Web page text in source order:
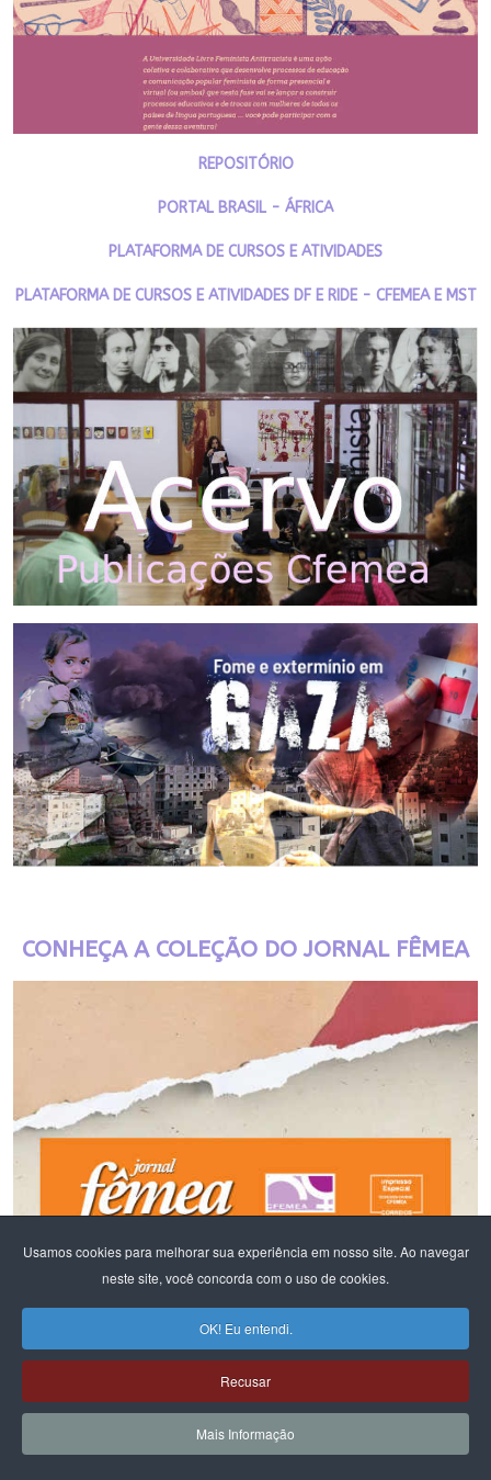
Usamos cookies para melhorar sua experiência em nosso site. Ao navegar
neste site, você concorda com o uso de cookies.
OK! Eu entendi.
Recusar
Mais Informação
REPOSITÓRIO
PORTAL BRASIL - ÁFRICA
PLATAFORMA DE CURSOS E ATIVIDADES
PLATAFORMA DE CURSOS E ATIVIDADES DF E RIDE - CFEMEA E MST
CONHEÇA A COLEÇÃO DO JORNAL FÊMEA